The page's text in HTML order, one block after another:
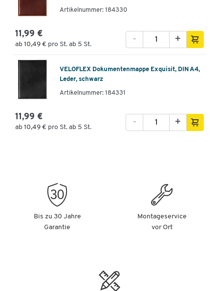
Artikelnummer: 184330
11,99 €
ab 10,49 € pro St. ab 5 St.
+
-
VELOFLEX Dokumentenmappe Exquisit, DIN A4,
Leder, schwarz
Artikelnummer: 184331
11,99 €
ab 10,49 € pro St. ab 5 St.
+
-
Bis zu 30 Jahre
Garantie
Montageservice
vor Ort